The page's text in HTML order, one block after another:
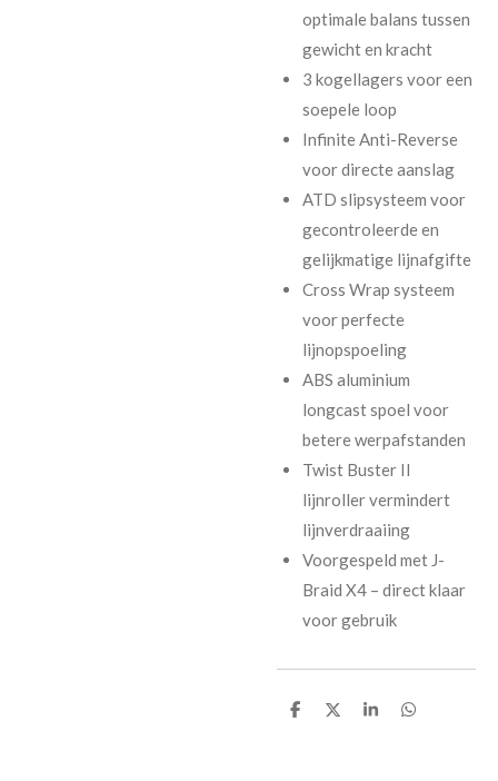
optimale balans tussen
gewicht en kracht
3 kogellagers voor een
soepele loop
Infinite Anti-Reverse
voor directe aanslag
ATD slipsysteem voor
gecontroleerde en
gelijkmatige lijnafgifte
Cross Wrap systeem
voor perfecte
lijnopspoeling
ABS aluminium
longcast spoel voor
betere werpafstanden
Twist Buster II
lijnroller vermindert
lijnverdraaiing
Voorgespeld met J-
Braid X4 – direct klaar
voor gebruik
D
D
S
D